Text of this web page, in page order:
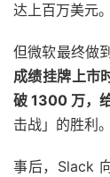
达上百万美元。
但微软最终做
成绩挂牌上市
破 1300 万，
击战」的胜利。
事后，Slack